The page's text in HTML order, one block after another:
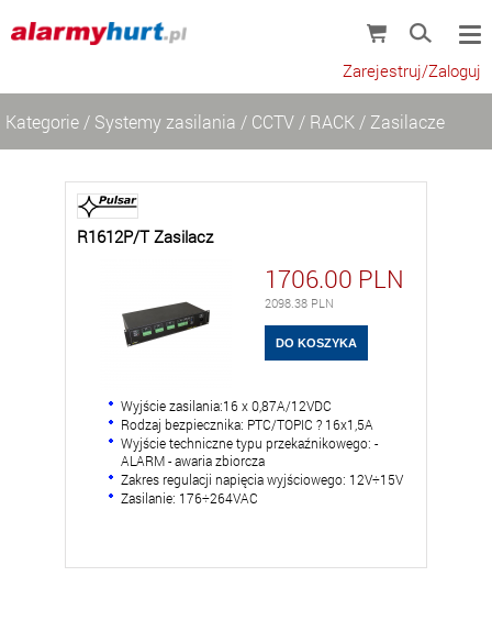
Zarejestruj/Zaloguj
Kategorie / Systemy zasilania / CCTV / RACK / Zasilacze
R1612P/T Zasilacz
1706.00 PLN
2098.38 PLN
Wyjście zasilania:16 x 0,87A/12VDC
Rodzaj bezpiecznika: PTC/TOPIC ? 16x1,5A
Wyjście techniczne typu przekaźnikowego: -
ALARM - awaria zbiorcza
Zakres regulacji napięcia wyjściowego: 12V÷15V
Zasilanie: 176÷264VAC